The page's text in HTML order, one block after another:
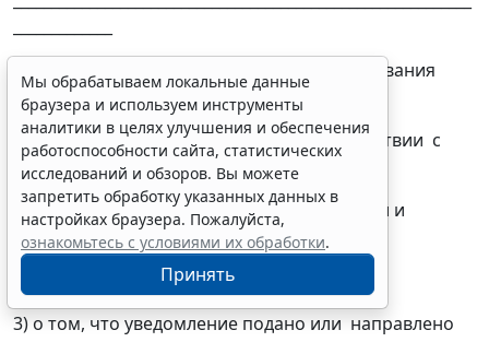
(сведения о видах разрешенного использования
земельного участка и (или)
ограничениях, установленных в соответствии с
земельным и иным
законодательством Российской Федерации и
действующими на дату поступления
3) о том, что уведомление подано или направлено
Мы обрабатываем локальные данные
браузера и используем инструменты
аналитики в целях улучшения и обеспечения
работоспособности сайта, статистических
исследований и обзоров. Вы можете
запретить обработку указанных данных в
настройках браузера. Пожалуйста,
ознакомьтесь с условиями их обработки.
Принять